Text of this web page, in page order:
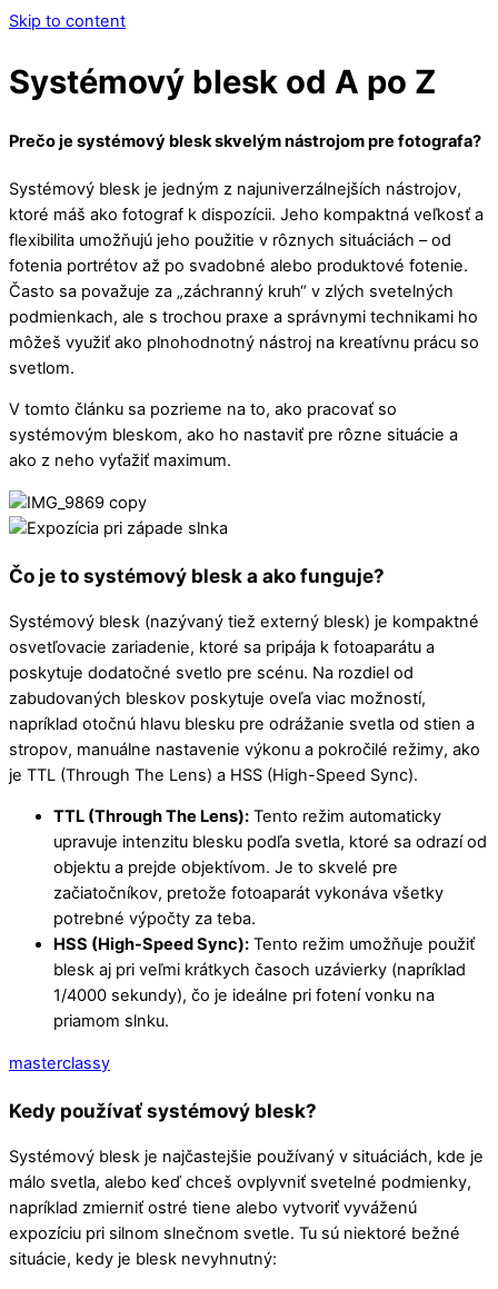
Skip to content
Systémový blesk od A po Z
Prečo je systémový blesk skvelým nástrojom pre fotografa?
Systémový blesk je jedným z najuniverzálnejších nástrojov,
ktoré máš ako fotograf k dispozícii. Jeho kompaktná veľkosť a
flexibilita umožňujú jeho použitie v rôznych situáciách – od
fotenia portrétov až po svadobné alebo produktové fotenie.
Často sa považuje za „záchranný kruh“ v zlých svetelných
podmienkach, ale s trochou praxe a správnymi technikami ho
môžeš využiť ako plnohodnotný nástroj na kreatívnu prácu so
svetlom.
V tomto článku sa pozrieme na to, ako pracovať so
systémovým bleskom, ako ho nastaviť pre rôzne situácie a
ako z neho vyťažiť maximum.
Čo je to systémový blesk a ako funguje?
Systémový blesk (nazývaný tiež externý blesk) je kompaktné
osvetľovacie zariadenie, ktoré sa pripája k fotoaparátu a
poskytuje dodatočné svetlo pre scénu. Na rozdiel od
zabudovaných bleskov poskytuje oveľa viac možností,
napríklad otočnú hlavu blesku pre odrážanie svetla od stien a
stropov, manuálne nastavenie výkonu a pokročilé režimy, ako
je TTL (Through The Lens) a HSS (High-Speed Sync).
TTL (Through The Lens): Tento režim automaticky
upravuje intenzitu blesku podľa svetla, ktoré sa odrazí od
objektu a prejde objektívom. Je to skvelé pre
začiatočníkov, pretože fotoaparát vykonáva všetky
potrebné výpočty za teba.
HSS (High-Speed Sync): Tento režim umožňuje použiť
blesk aj pri veľmi krátkych časoch uzávierky (napríklad
1/4000 sekundy), čo je ideálne pri fotení vonku na
priamom slnku.
masterclassy
Kedy používať systémový blesk?
Systémový blesk je najčastejšie používaný v situáciách, kde je
málo svetla, alebo keď chceš ovplyvniť svetelné podmienky,
napríklad zmierniť ostré tiene alebo vytvoriť vyváženú
expozíciu pri silnom slnečnom svetle. Tu sú niektoré bežné
situácie, kedy je blesk nevyhnutný: